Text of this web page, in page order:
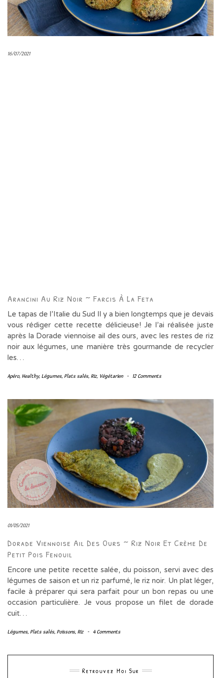
16/07/2021
Arancini Au Riz Noir ~ Farcis À La Feta
Le tapas de l’Italie du Sud Il y a bien longtemps que je devais
vous rédiger cette recette délicieuse! Je l’ai réalisée juste
après la Dorade viennoise ail des ours, avec les restes de riz
noir aux légumes, une manière très gourmande de recycler
les…
Apéro, Healthy, Légumes, Plats salés, Riz, Végétarien - 12 Comments
01/05/2021
Dorade Viennoise Ail Des Ours ~ Riz Noir Et Crème De
Petit Pois Fenouil
Encore une petite recette salée, du poisson, servi avec des
légumes de saison et un riz parfumé, le riz noir. Un plat léger,
facile à préparer qui sera parfait pour un bon repas ou une
occasion particulière. Je vous propose un filet de dorade
cuit…
Légumes, Plats salés, Poissons, Riz - 4 Comments
Retrouvez Moi Sur